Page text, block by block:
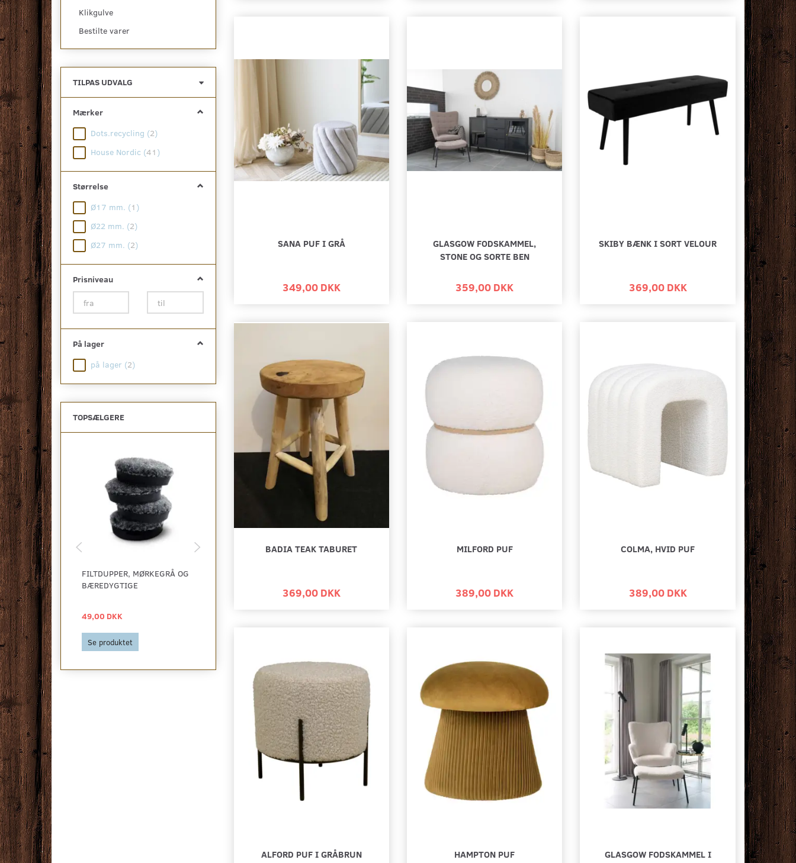
Klikgulve
Bestilte varer
TILPAS UDVALG
Mærker
Dots.recycling (2)
House Nordic (41 )
Størrelse
Ø17 mm. (1 )
Ø22 mm. (2)
Ø27 mm. (2)
Prisniveau
På lager
på lager (2)
TOPSÆLGERE
FILTDUPPER, MØRKEGRÅ OG
BÆREDYGTIGE
49,00 DKK
Se produktet
RIVERA PUF -
BOMULD
UDSOLGT TIL
299,00 DKK
Læg i kurv
SANA PUF I GRÅ
349,00 DKK
GLASGOW FODSKAMMEL,
STONE OG SORTE BEN
359,00 DKK
SKIBY BÆNK I SORT VELOUR
369,00 DKK
BADIA TEAK TABURET
369,00 DKK
MILFORD PUF
389,00 DKK
COLMA, HVID PUF
389,00 DKK
ALFORD PUF I GRÅBRUN
HAMPTON PUF
GLASGOW FODSKAMMEL I